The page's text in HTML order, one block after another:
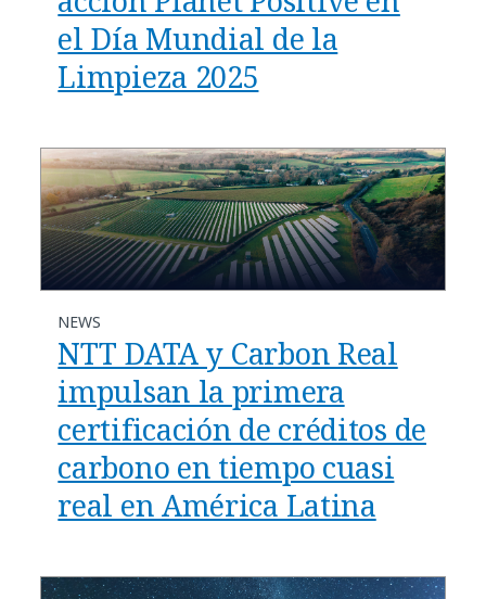
el Día Mundial de la
Limpieza 2025​
NEWS
NTT DATA y Carbon Real
impulsan la primera
certificación de créditos de
carbono en tiempo cuasi
real en América Latina